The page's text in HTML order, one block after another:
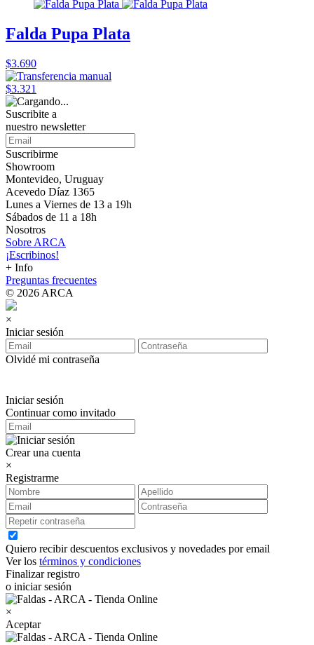
Falda Pupa Plata
$3.690
$3.321
Suscribite a
nuestro newsletter
Suscribirme
Showroom
Montevideo, Uruguay
Acevedo Díaz 1365
Lunes a Viernes de 13 a 19h
Sábados de 11 a 18h
Nosotros
Sobre ARCA
¡Escribinos!
+ Info
Preguntas frecuentes
© 2026 ARCA
×
Iniciar sesión
Olvidé mi contraseña
Iniciar sesión
Continuar como invitado
Crear una cuenta
×
Registrarme
Quiero recibir descuentos exclusivos y novedades por email
Ver los términos y condiciones
Finalizar registro
o iniciar sesión
×
Aceptar